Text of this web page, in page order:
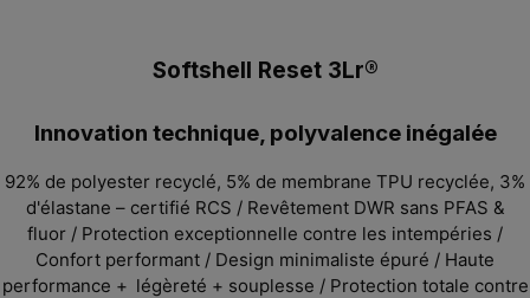
Softshell Reset 3Lr®
Innovation technique, polyvalence inégalée
92% de polyester recyclé, 5% de membrane TPU recyclée, 3%
d'élastane – certifié RCS / Revêtement DWR sans PFAS &
fluor / Protection exceptionnelle contre les intempéries /
Confort performant / Design minimaliste épuré / Haute
performance + légèreté + souplesse / Protection totale contre